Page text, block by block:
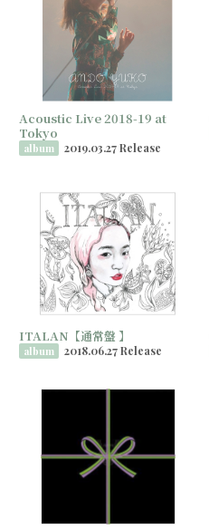
Acoustic Live 2018-19 at
Tokyo
album 2019.03.27 Release
ITALAN【通常盤 】
album 2018.06.27 Release